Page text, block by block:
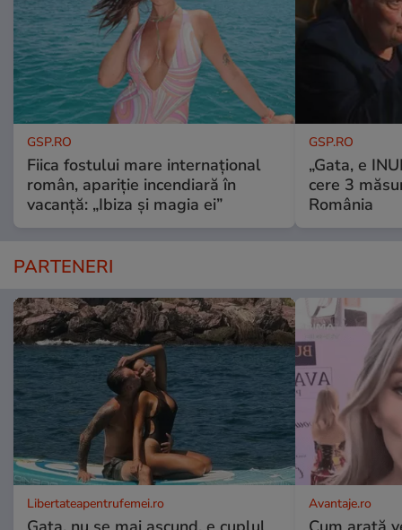
GSP.RO
Fiica fostului mare internațional
român, apariție incendiară în
vacanță: „Ibiza și magia ei”
GSP.RO
„Gata, e
cere 3
România
PARTENERI
Libertateapentrufemei.ro Avantaje.ro